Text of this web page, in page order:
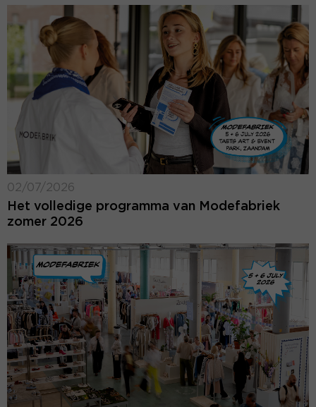
02/07/2026
Het volledige programma van Modefabriek
zomer 2026